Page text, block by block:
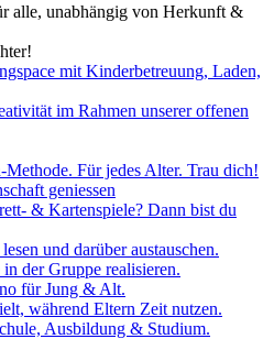
alle, unabhängig von Herkunft &
mit Kinderbetreuung, Laden,
im Rahmen unserer offenen
Für jedes Alter. Trau dich!
geniessen
& Kartenspiele? Dann bist du
und darüber austauschen.
der Gruppe realisieren.
für Jung & Alt.
während Eltern Zeit nutzen.
Ausbildung & Studium.